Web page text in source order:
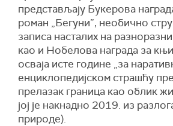
представљају Букерова
роман „Бегуни”, необично
записа насталих на
као и Нобелова награда за
осваја исте године „за
енциклопедијском страшћу
прелазак граница као облик
јој је накнадно 2019. из
природе).